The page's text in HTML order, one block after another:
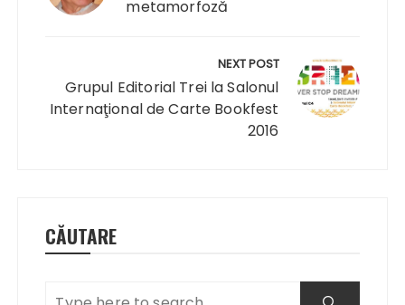
metamorfoză
NEXT POST
Grupul Editorial Trei la Salonul
Internaţional de Carte Bookfest
2016
CĂUTARE